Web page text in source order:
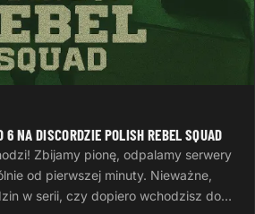
6 NA DISCORDZIE POLISH REBEL SQUAD
Zbijamy pionę, odpalamy serwery
od pierwszej minuty. Nieważne,
w serii, czy dopiero wchodzisz do